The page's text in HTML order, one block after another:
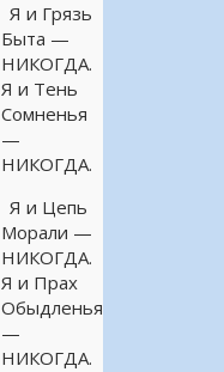
Я и Грязь
Быта —
НИКОГДА.
Я и Тень
Сомненья
—
НИКОГДА.
Я и Цепь
Морали —
НИКОГДА.
Я и Прах
Обыдленья
—
НИКОГДА.